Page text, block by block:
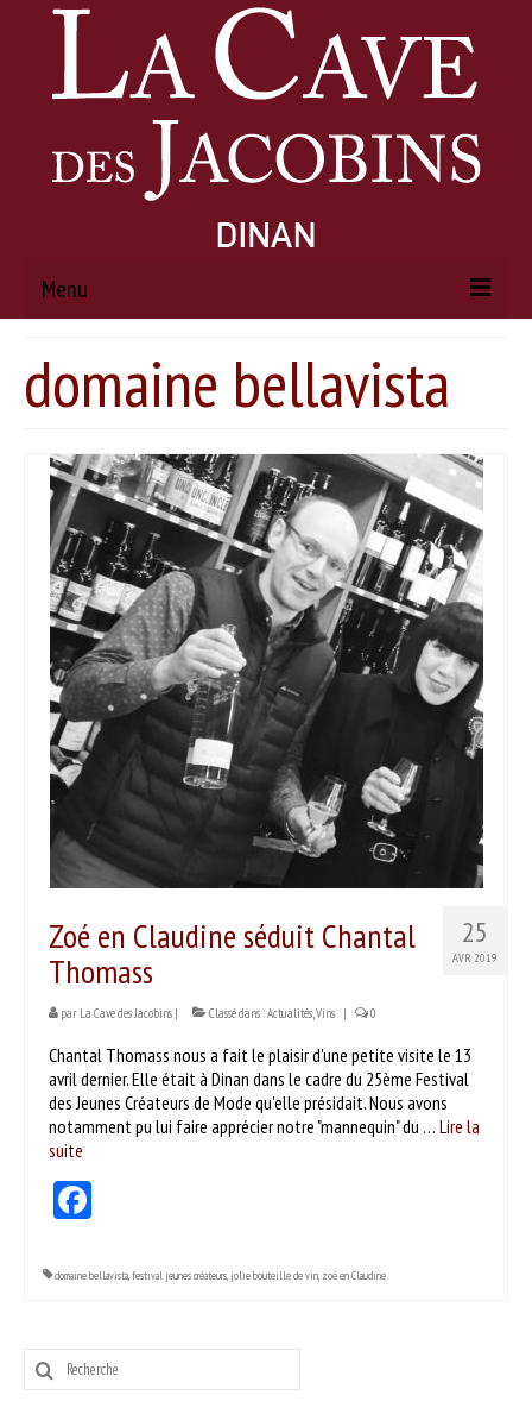
Menu
À PROPOS
Histoire
Actualités
PRODUITS
Nos vins
Nos bières & cidres
Nos spiritueux
Autres produits
SERVICES
DÉGUSTER
Séances dégustation
Nos partenaires
Idées recettes
ESPACE PROS
Notre offre
domaine bellavista
25
AVR 2019
Zoé en Claudine séduit Chantal
Thomass
par La Cave des Jacobins | Classé dans :Actualités,Vins | 0
Chantal Thomass nous a fait le plaisir d'une petite visite le 13
avril dernier. Elle était à Dinan dans le cadre du 25ème Festival
des Jeunes Créateurs de Mode qu'elle présidait. Nous avons
notamment pu lui faire apprécier notre "mannequin" du … Lire la
suite­­
domaine bellavista,festival jeunes créateurs,jolie bouteille de vin, zoé en Claudine
Rechercher
: